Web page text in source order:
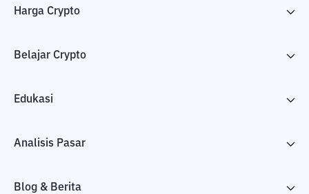
Harga Crypto
Belajar Crypto
Edukasi
Analisis Pasar
Blog & Berita